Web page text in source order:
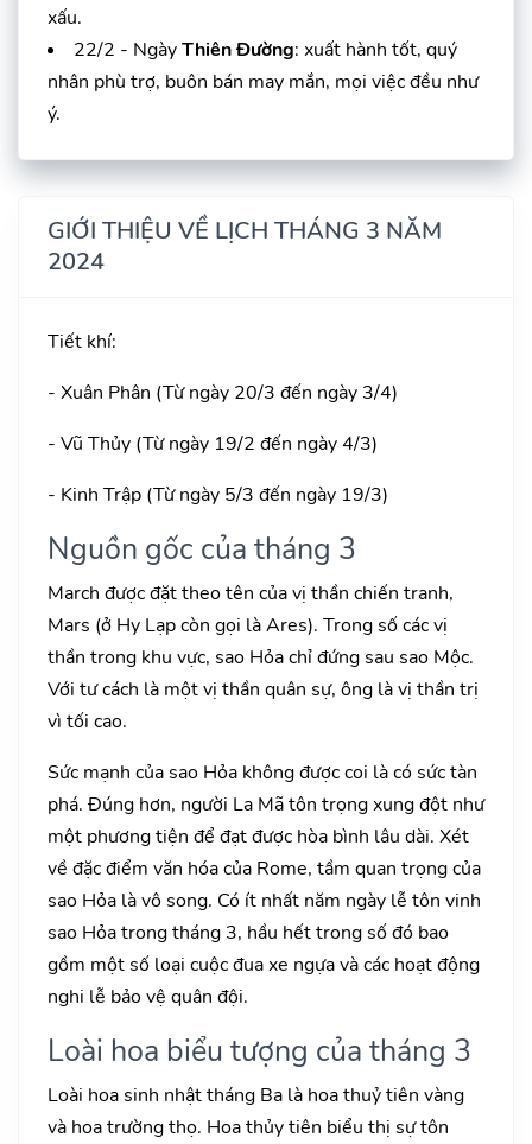
xấu.
22/2 - NgàyThiên Đường: xuất hành tốt, quý
nhân phù trợ, buôn bán may mắn, mọi việc đều như
ý.
GIỚI THIỆU VỀ LỊCH THÁNG 3 NĂM
2024
Tiết khí:
- Xuân Phân (Từ ngày 20/3 đến ngày 3/4)
- Vũ Thủy (Từ ngày 19/2 đến ngày 4/3)
- Kinh Trập (Từ ngày 5/3 đến ngày 19/3)
Nguồn gốc của tháng 3
March được đặt theo tên của vị thần chiến tranh,
Mars (ở Hy Lạp còn gọi là Ares). Trong số các vị
thần trong khu vực, sao Hỏa chỉ đứng sau sao Mộc.
Với tư cách là một vị thần quân sự, ông là vị thần trị
vì tối cao.
Sức mạnh của sao Hỏa không được coi là có sức tàn
phá. Đúng hơn, người La Mã tôn trọng xung đột như
một phương tiện để đạt được hòa bình lâu dài. Xét
về đặc điểm văn hóa của Rome, tầm quan trọng của
sao Hỏa là vô song. Có ít nhất năm ngày lễ tôn vinh
sao Hỏa trong tháng 3, hầu hết trong số đó bao
gồm một số loại cuộc đua xe ngựa và các hoạt động
nghi lễ bảo vệ quân đội.
Loài hoa biểu tượng của tháng 3
Loài hoa sinh nhật tháng Ba là hoa thuỷ tiên vàng
và hoa trường thọ. Hoa thủy tiên biểu thị sự tôn